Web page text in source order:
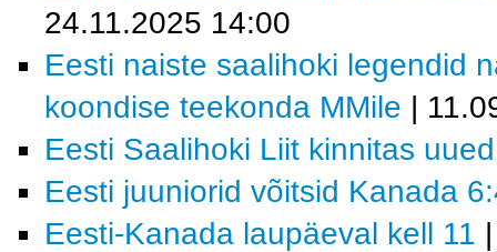
24.11.2025 14:00
Eesti naiste saalihoki legendid
koondise teekonda MMile |
Eesti Saalihoki Liit kinnitas
Eesti juuniorid võitsid Kanada
Eesti-Kanada laupäeval kell 11